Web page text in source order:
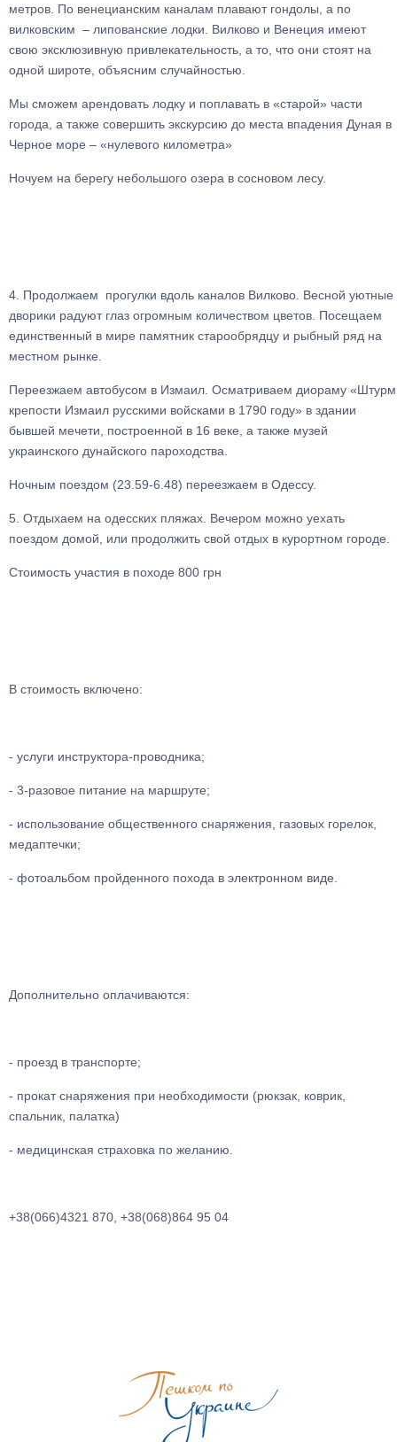
метров. По венецианским каналам плавают гондолы, а по
вилковским – липованские лодки. Вилково и Венеция имеют
свою эксклюзивную привлекательность, а то, что они стоят на
одной широте, объясним случайностью.
Мы сможем арендовать лодку и поплавать в «старой» части
города, а также совершить экскурсию до места впадения Дуная в
Черное море – «нулевого километра»
Ночуем на берегу небольшого озера в сосновом лесу.
4. Продолжаем прогулки вдоль каналов Вилково. Весной уютные
дворики радуют глаз огромным количеством цветов. Посещаем
единственный в мире памятник старообрядцу и рыбный ряд на
местном рынке.
Переезжаем автобусом в Измаил. Осматриваем диораму «Штурм
крепости Измаил русскими войсками в 1790 году» в здании
бывшей мечети, построенной в 16 веке, а также музей
украинского дунайского пароходства.
Ночным поездом (23.59-6.48) переезжаем в Одессу.
5. Отдыхаем на одесских пляжах. Вечером можно уехать
поездом домой, или продолжить свой отдых в курортном городе.
Стоимость участия в походе 800 грн
В стоимость включено:
- услуги инструктора-проводника;
- 3-разовое питание на маршруте;
- использование общественного снаряжения, газовых горелок,
медаптечки;
- фотоальбом пройденного похода в электронном виде.
Дополнительно оплачиваются:
- проезд в транспорте;
- прокат снаряжения при необходимости (рюкзак, коврик,
спальник, палатка)
- медицинская страховка по желанию.
+38(066)4321 870, +38(068)864 95 04